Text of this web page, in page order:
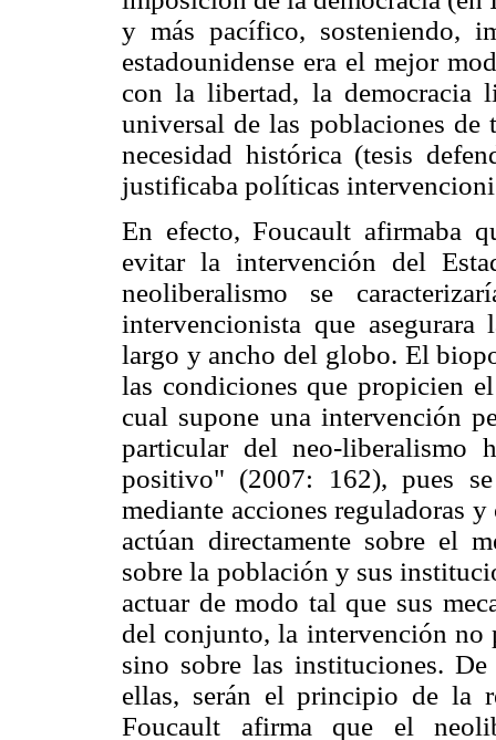
y más pacífico, sosteniendo,
estadounidense era el mejor
con la libertad, la democracia
universal de las poblaciones
necesidad histórica (tesis
justificaba políticas
En efecto, Foucault afirmaba
evitar la intervención del
neoliberalismo se
intervencionista que
largo y ancho del globo. El
las condiciones que propicien
cual supone una intervención
particular del neo-liberalismo
positivo" (2007: 162), pues
mediante acciones reguladoras
actúan directamente sobre el
sobre la población y sus
actuar de modo tal que sus
del conjunto, la intervención no
sino sobre las instituciones.
ellas, serán el principio de la
Foucault afirma que el